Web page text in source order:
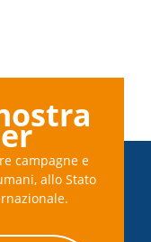
campagne e
allo Stato